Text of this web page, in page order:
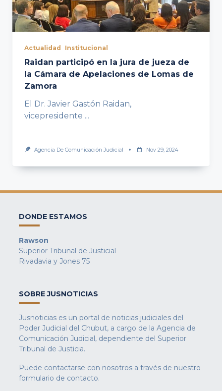
Actualidad Institucional
Raidan participó en la jura de jueza de
la Cámara de Apelaciones de Lomas de
Zamora
El Dr. Javier Gastón Raidan,
vicepresidente ...
Agencia De Comunicación Judicial Nov 29, 2024
DONDE ESTAMOS
Rawson
Superior Tribunal de Justicial
Rivadavia y Jones 75
SOBRE JUSNOTICIAS
Jusnoticias es un portal de noticias judiciales del
Poder Judicial del Chubut, a cargo de la Agencia de
Comunicación Judicial, dependiente del Superior
Tribunal de Justicia.
Puede contactarse con nosotros a través de nuestro
formulario de contacto.